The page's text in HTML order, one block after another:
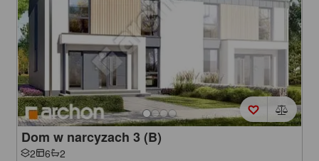
Dom w narcyzach 3 (B)
2 6 2